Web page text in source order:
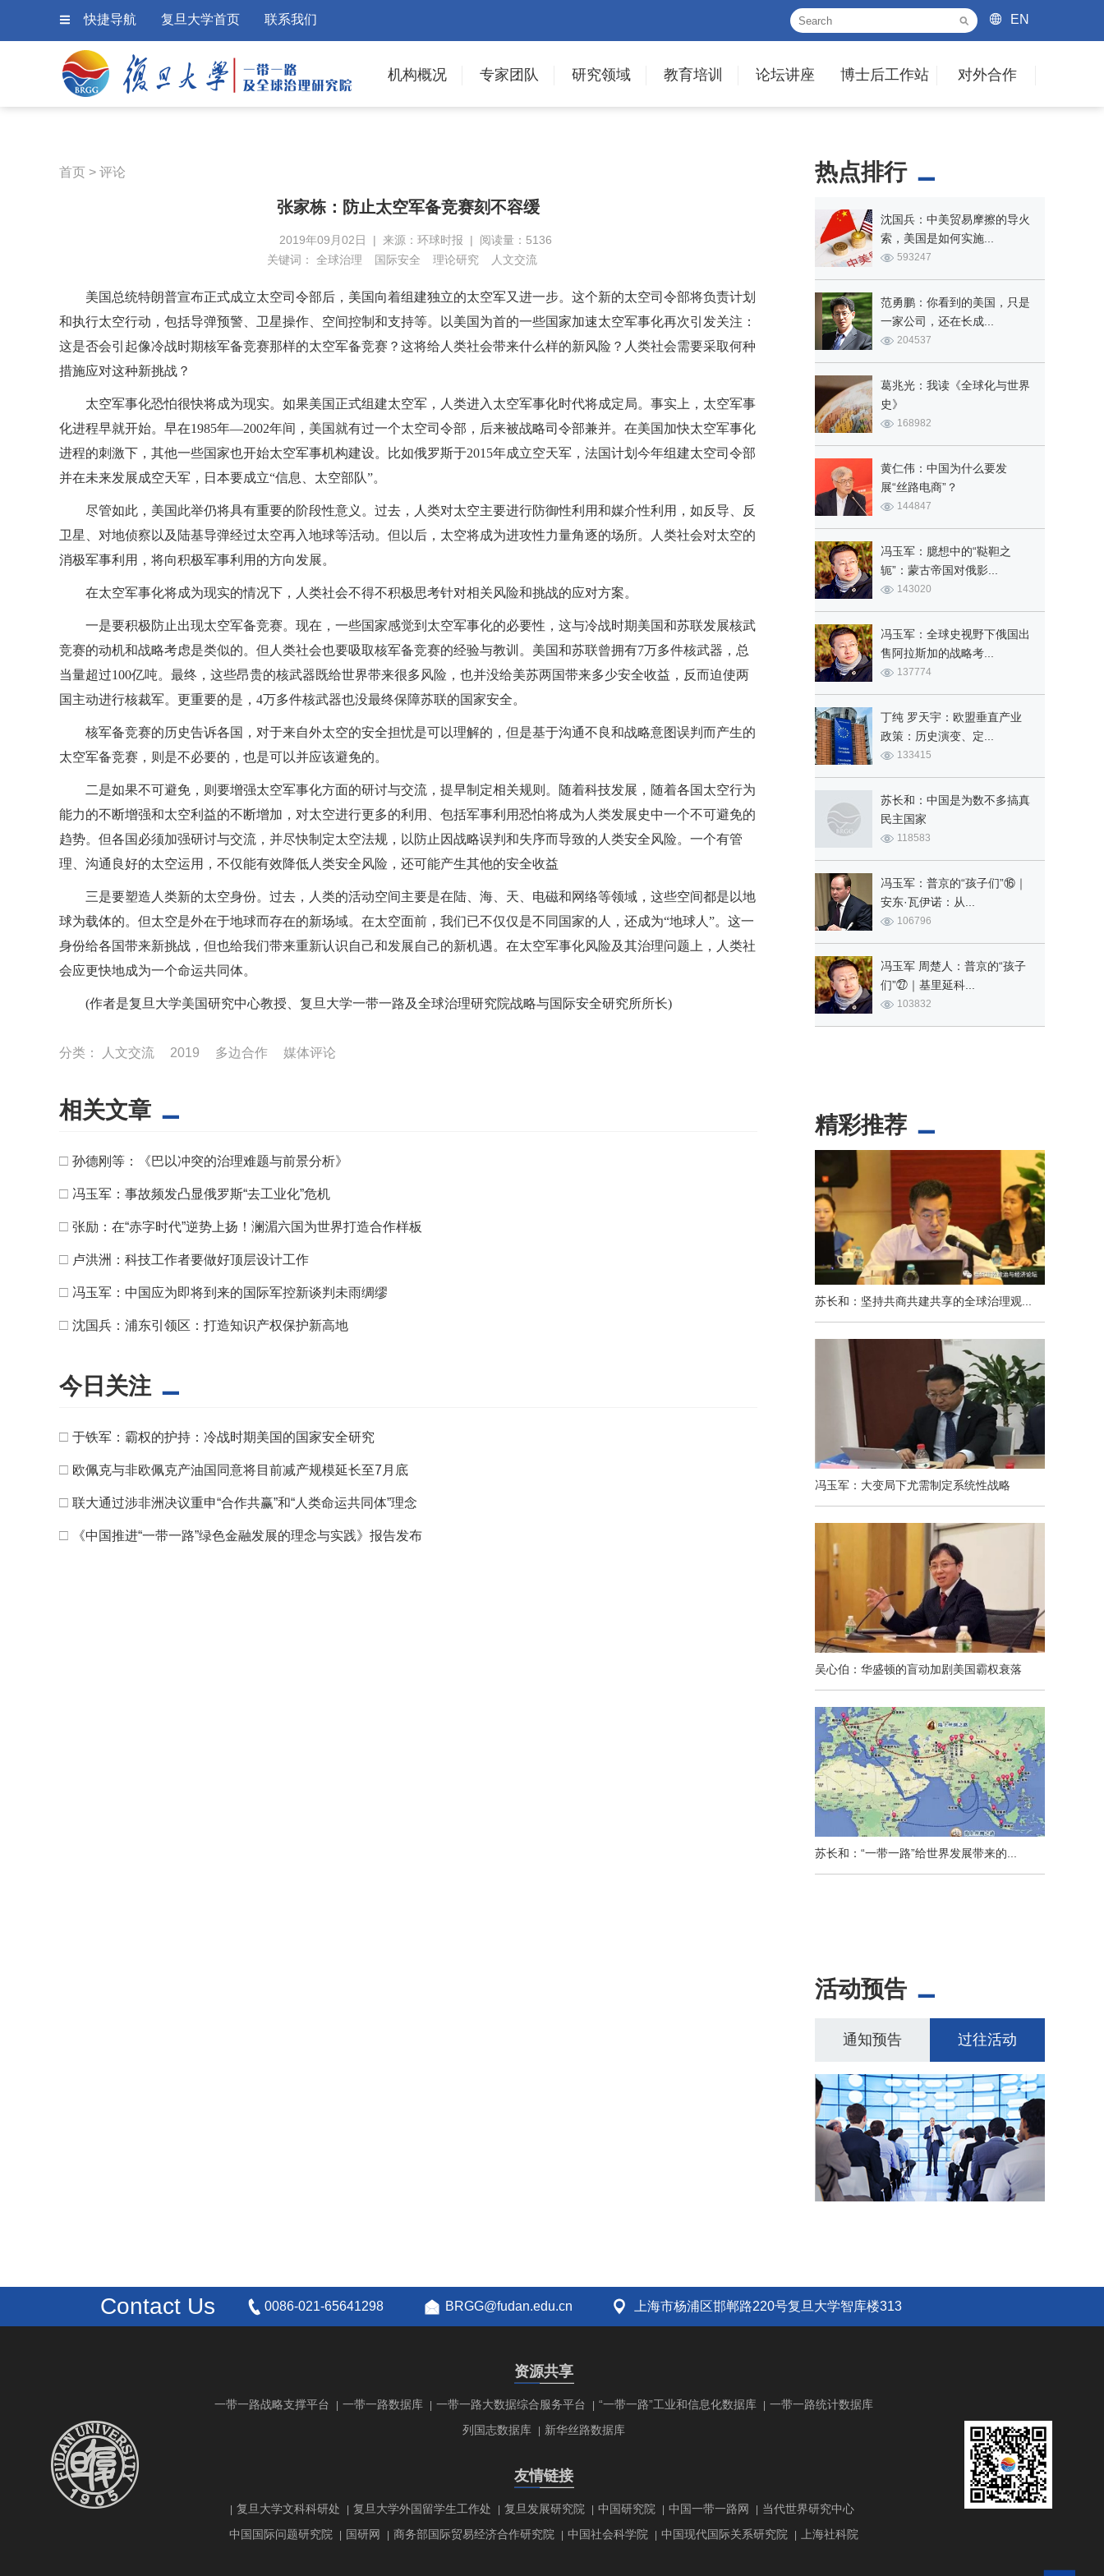
快捷导航 复旦大学首页 联系我们 EN
机构概况 专家团队 研究领域 教育培训 论坛讲座 博士后工作站 对外合作
首页 > 评论
张家栋：防止太空军备竞赛刻不容缓
2019年09月02日 | 来源：环球时报 | 阅读量：5136
关键词： 全球治理 国际安全 理论研究 人文交流
美国总统特朗普宣布正式成立太空司令部后，美国向着组建独立的太空军又进一步。这个新的太空司令部将负责计划
和执行太空行动，包括导弹预警、卫星操作、空间控制和支持等。以美国为首的一些国家加速太空军事化再次引发关注：
这是否会引起像冷战时期核军备竞赛那样的太空军备竞赛？这将给人类社会带来什么样的新风险？人类社会需要采取何种
措施应对这种新挑战？
太空军事化恐怕很快将成为现实。如果美国正式组建太空军，人类进入太空军事化时代将成定局。事实上，太空军事
化进程早就开始。早在1985年—2002年间，美国就有过一个太空司令部，后来被战略司令部兼并。在美国加快太空军事化
进程的刺激下，其他一些国家也开始太空军事机构建设。比如俄罗斯于2015年成立空天军，法国计划今年组建太空司令部
并在未来发展成空天军，日本要成立“信息、太空部队”。
尽管如此，美国此举仍将具有重要的阶段性意义。过去，人类对太空主要进行防御性利用和媒介性利用，如反导、反
卫星、对地侦察以及陆基导弹经过太空再入地球等活动。但以后，太空将成为进攻性力量角逐的场所。人类社会对太空的
消极军事利用，将向积极军事利用的方向发展。
在太空军事化将成为现实的情况下，人类社会不得不积极思考针对相关风险和挑战的应对方案。
一是要积极防止出现太空军备竞赛。现在，一些国家感觉到太空军事化的必要性，这与冷战时期美国和苏联发展核武
竞赛的动机和战略考虑是类似的。但人类社会也要吸取核军备竞赛的经验与教训。美国和苏联曾拥有7万多件核武器，总
当量超过100亿吨。最终，这些昂贵的核武器既给世界带来很多风险，也并没给美苏两国带来多少安全收益，反而迫使两
国主动进行核裁军。更重要的是，4万多件核武器也没最终保障苏联的国家安全。
核军备竞赛的历史告诉各国，对于来自外太空的安全担忧是可以理解的，但是基于沟通不良和战略意图误判而产生的
太空军备竞赛，则是不必要的，也是可以并应该避免的。
二是如果不可避免，则要增强太空军事化方面的研讨与交流，提早制定相关规则。随着科技发展，随着各国太空行为
能力的不断增强和太空利益的不断增加，对太空进行更多的利用、包括军事利用恐怕将成为人类发展史中一个不可避免的
趋势。但各国必须加强研讨与交流，并尽快制定太空法规，以防止因战略误判和失序而导致的人类安全风险。一个有管
理、沟通良好的太空运用，不仅能有效降低人类安全风险，还可能产生其他的安全收益
三是要塑造人类新的太空身份。过去，人类的活动空间主要是在陆、海、天、电磁和网络等领域，这些空间都是以地
球为载体的。但太空是外在于地球而存在的新场域。在太空面前，我们已不仅仅是不同国家的人，还成为“地球人”。这一
身份给各国带来新挑战，但也给我们带来重新认识自己和发展自己的新机遇。在太空军事化风险及其治理问题上，人类社
会应更快地成为一个命运共同体。
(作者是复旦大学美国研究中心教授、复旦大学一带一路及全球治理研究院战略与国际安全研究所所长)
分类： 人文交流 2019 多边合作 媒体评论
相关文章
□ 孙德刚等：《巴以冲突的治理难题与前景分析》
□ 冯玉军：事故频发凸显俄罗斯“去工业化”危机
□ 张励：在“赤字时代”逆势上扬！澜湄六国为世界打造合作样板
□ 卢洪洲：科技工作者要做好顶层设计工作
□ 冯玉军：中国应为即将到来的国际军控新谈判未雨绸缪
□ 沈国兵：浦东引领区：打造知识产权保护新高地
今日关注
□ 于铁军：霸权的护持：冷战时期美国的国家安全研究
□ 欧佩克与非欧佩克产油国同意将目前减产规模延长至7月底
□ 联大通过涉非洲决议重申“合作共赢”和“人类命运共同体”理念
□ 《中国推进“一带一路”绿色金融发展的理念与实践》报告发布
热点排行
沈国兵：中美贸易摩擦的导火
索，美国是如何实施...
593247
范勇鹏：你看到的美国，只是
一家公司，还在长成...
204537
葛兆光：我读《全球化与世界
史》
168982
黄仁伟：中国为什么要发
展“丝路电商”？
144847
冯玉军：臆想中的“鞑靼之
轭”：蒙古帝国对俄影...
143020
冯玉军：全球史视野下俄国出
售阿拉斯加的战略考...
137774
丁纯 罗天宇：欧盟垂直产业
政策：历史演变、定...
133415
苏长和：中国是为数不多搞真
民主国家
118583
冯玉军：普京的“孩子们”⑯｜
安东·瓦伊诺：从...
106796
冯玉军 周楚人：普京的“孩子
们”㉗｜基里延科...
103832
精彩推荐
苏长和：坚持共商共建共享的全球治理观...
冯玉军：大变局下尤需制定系统性战略
吴心伯：华盛顿的盲动加剧美国霸权衰落
苏长和：“一带一路”给世界发展带来的...
活动预告
通知预告 过往活动
Contact Us 0086-021-65641298 BRGG@fudan.edu.cn 上海市杨浦区邯郸路220号复旦大学智库楼313
资源共享
一带一路战略支撑平台 一带一路数据库 一带一路大数据综合服务平台 “一带一路”工业和信息化数据库
一带一路统计数据库
列国志数据库
新华丝路数据库
友情链接
复旦大学文科科研处 复旦大学外国留学生工作处 复旦发展研究院 中国研究院 中国一带一路网
当代世界研究中心
中国国际问题研究院
国研网 商务部国际贸易经济合作研究院 中国社会科学院 中国现代国际关系研究院 上海社科院